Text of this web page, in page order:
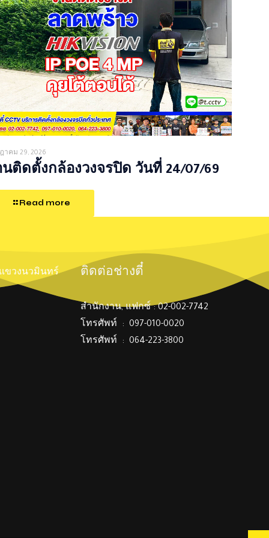
าคม 29, 2026
นติดตั้งกล้องวงจรปิด วันที่ 24/07/69
Read more
แขวงนวมินทร์ ติดต่อช่างตี๋
สำนักงาน, แฟกซ์ : 02-002-7742
โทรศัพท์ : 097-010-0020
โทรศัพท์ : 064-223-3800